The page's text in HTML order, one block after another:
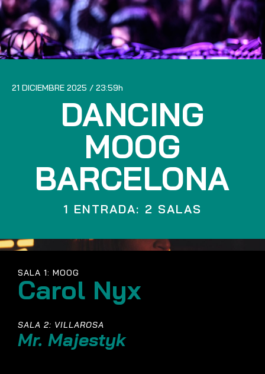
21 DICIEMBRE 2025 23:59
DANCING
MOOG
BARCELONA
1 ENTRADA: 2 SALAS
SALA 1: MOOG
Carol Nyx
SALA 2: VILLAROSA
Mr. Majestyk